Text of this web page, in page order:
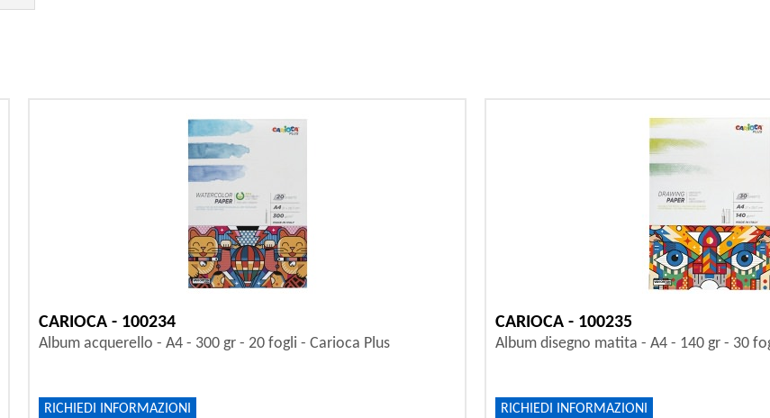
CARIOCA - 100234
Album acquerello - A4 - 300 gr - 20 fogli - Carioca Plus
RICHIEDI INFORMAZIONI
CARIOCA - 100235
Album disegno matita - A4 - 140 gr - 30
RICHIEDI INFORMAZIONI